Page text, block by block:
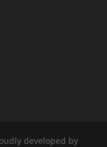
developed by